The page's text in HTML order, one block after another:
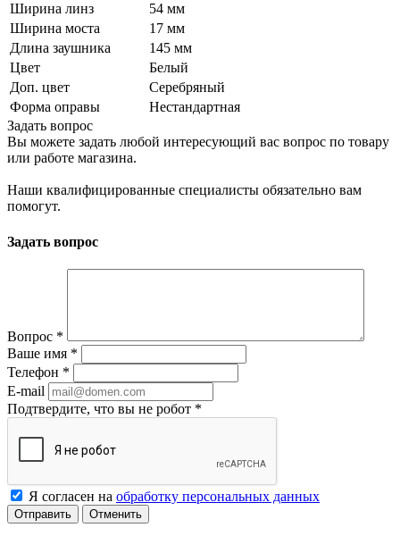
Ширина линз
54 мм
Ширина моста
17 мм
Длина заушника
145 мм
Цвет
Белый
Доп. цвет
Серебряный
Форма оправы
Нестандартная
Задать вопрос
Вы можете задать любой интересующий вас вопрос по товару
или работе магазина.
Наши квалифицированные специалисты обязательно вам
помогут.
Задать вопрос
Вопрос *
Ваше имя *
Телефон *
E-mail
Подтвердите, что вы не робот *
Я согласен на обработку персональных данных
Отменить